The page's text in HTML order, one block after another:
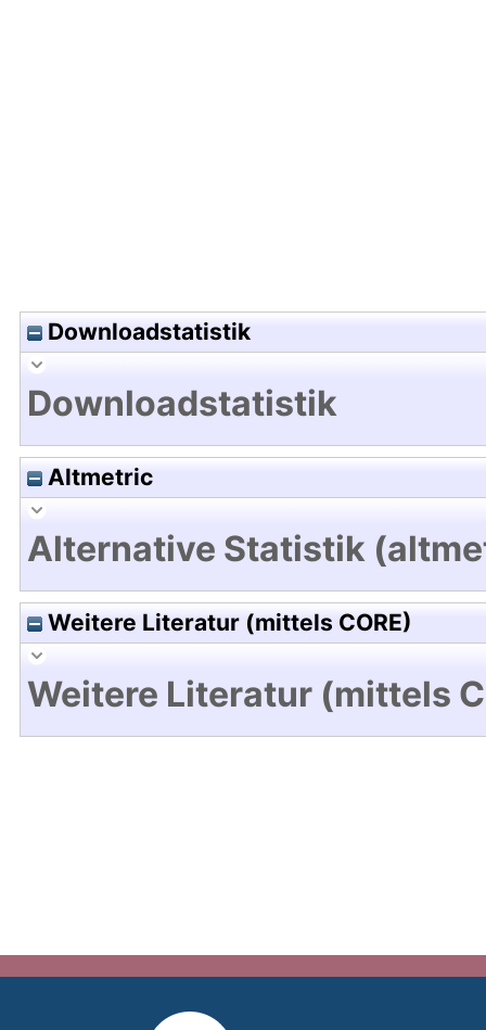
Downloadstatistik
Downloadstatistik
Altmetric
Alternative Statistik
Weitere Literatur (mittels CORE)
Weitere Literatur (mittels